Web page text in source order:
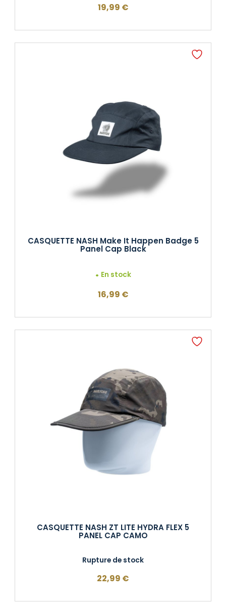
19,99 €
CASQUETTE NASH Make It Happen Badge 5
Panel Cap Black
En stock
16,99 €
CASQUETTE NASH ZT LITE HYDRA FLEX 5
PANEL CAP CAMO
Rupture de stock
22,99 €